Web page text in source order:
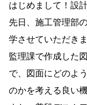
はじめまして！設
先日、施工管理部
学させていただきま
監理課で作成した
で、図面にどのよ
のかを考える良い